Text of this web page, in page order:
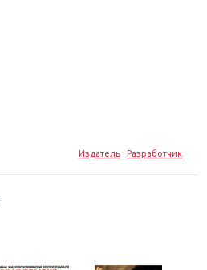
Издатель Разработчик